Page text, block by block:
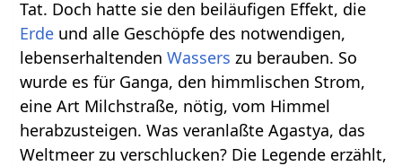
Tat. Doch hatte sie den beiläufigen Effekt, die
Erde und alle Geschöpfe des notwendigen,
lebenserhaltendenWassers zu berauben. So
wurde es für Ganga, den himmlischen Strom,
eine Art Milchstraße, nötig, vom Himmel
herabzusteigen. Was veranlaßte Agastya, das
Weltmeer zu verschlucken? Die Legende erzählt,